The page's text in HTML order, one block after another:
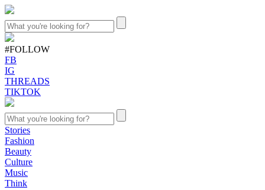
#FOLLOW
FB
IG
THREADS
TIKTOK
Stories
Fashion
Beauty
Culture
Music
Think